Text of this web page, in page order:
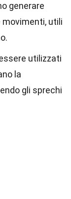
generare
movimenti, utili
utilizzati
la
gli sprechi